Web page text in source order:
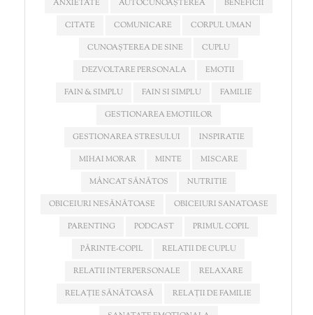
ANXIETATE
AUTOCUNOAȘTEREA
BENEFICII
CITATE
COMUNICARE
CORPUL UMAN
CUNOAȘTEREA DE SINE
CUPLU
DEZVOLTARE PERSONALA
EMOTII
FAIN & SIMPLU
FAIN SI SIMPLU
FAMILIE
GESTIONAREA EMOTIILOR
GESTIONAREA STRESULUI
INSPIRATIE
MIHAI MORAR
MINTE
MISCARE
MÂNCAT SĂNĂTOS
NUTRITIE
OBICEIURI NESĂNĂTOASE
OBICEIURI SANATOASE
PARENTING
PODCAST
PRIMUL COPIL
PĂRINTE-COPIL
RELATII DE CUPLU
RELATII INTERPERSONALE
RELAXARE
RELAȚIE SĂNĂTOASĂ
RELAȚII DE FAMILIE